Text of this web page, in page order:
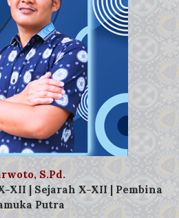
S.Pd.
XII | Sejarah X-XII | Pembina
Putra